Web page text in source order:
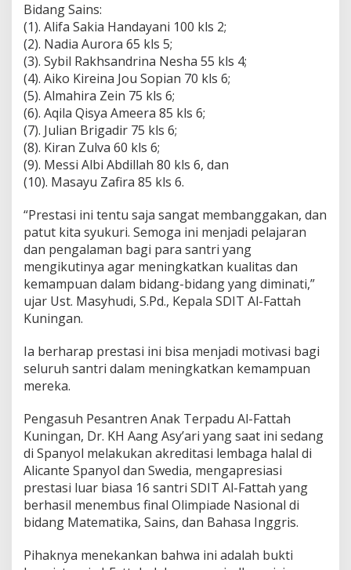
Bidang Sains:
(1). Alifa Sakia Handayani 100 kls 2;
(2). Nadia Aurora 65 kls 5;
(3). Sybil Rakhsandrina Nesha 55 kls 4;
(4). Aiko Kireina Jou Sopian 70 kls 6;
(5). Almahira Zein 75 kls 6;
(6). Aqila Qisya Ameera 85 kls 6;
(7). Julian Brigadir 75 kls 6;
(8). Kiran Zulva 60 kls 6;
(9). Messi Albi Abdillah 80 kls 6, dan
(10). Masayu Zafira 85 kls 6.
“Prestasi ini tentu saja sangat membanggakan, dan
patut kita syukuri. Semoga ini menjadi pelajaran
dan pengalaman bagi para santri yang
mengikutinya agar meningkatkan kualitas dan
kemampuan dalam bidang-bidang yang diminati,”
ujar Ust. Masyhudi, S.Pd., Kepala SDIT Al-Fattah
Kuningan.
Ia berharap prestasi ini bisa menjadi motivasi bagi
seluruh santri dalam meningkatkan kemampuan
mereka.
Pengasuh Pesantren Anak Terpadu Al-Fattah
Kuningan, Dr. KH Aang Asy’ari yang saat ini sedang
di Spanyol melakukan akreditasi lembaga halal di
Alicante Spanyol dan Swedia, mengapresiasi
prestasi luar biasa 16 santri SDIT Al-Fattah yang
berhasil menembus final Olimpiade Nasional di
bidang Matematika, Sains, dan Bahasa Inggris.
Pihaknya menekankan bahwa ini adalah bukti